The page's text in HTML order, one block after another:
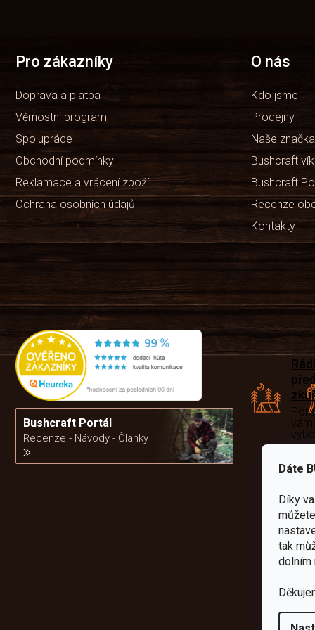
Dáte
Díky
tak
dolním
Pro zákazníky
Doprava a platba
Věrnostní program
Spolupráce
Obchodní podmínky
Reklamace a vrácení zboží
Ochrana osobních údajů
O nás
Kdo jsme
Prodejny
Naše
Bushcraft
Bushcraft
Recenze
Kontakty
Bushcraft Portál
Recenze - Návody - Články
Rádi
vám